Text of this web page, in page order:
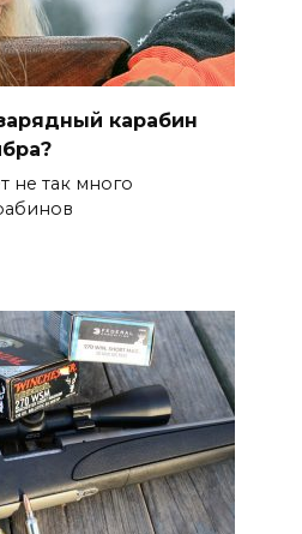
карабин
не так много